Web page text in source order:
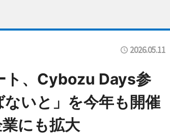
2026.05.11
ト、Cybozu Days参
いと」を今年も開催
にも拡大